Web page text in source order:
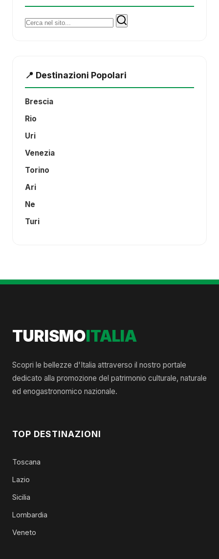
Cerca:
📍 Destinazioni Popolari
Brescia
Rio
Uri
Venezia
Torino
Ari
Ne
Turi
TURISMOITALIA
Scopri le bellezze d'Italia attraverso il nostro portale
dedicato alla promozione del patrimonio culturale, naturale
ed enogastronomico nazionale.
TOP DESTINAZIONI
Toscana
Lazio
Sicilia
Lombardia
Veneto